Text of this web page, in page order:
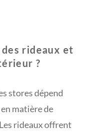
rideaux et
?
stores dépend
matière de
rideaux offrent